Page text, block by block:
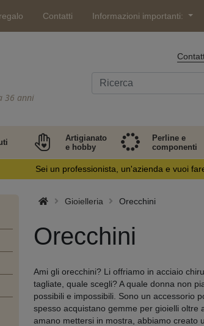
Contatti Informazioni importanti:
36 anni
Artigianato
e hobby
Perline e
componenti
Sei un professionista, un'azienda e vuoi
Gioielleria Orecchini
Orecchini
Ami gli orecchini? Li offriamo in acciaio
tagliate, quale scegli? A quale donna non
possibili e impossibili. Sono un accessorio
spesso acquistano gemme per gioielli oltre
amano mettersi in mostra, abbiamo creato